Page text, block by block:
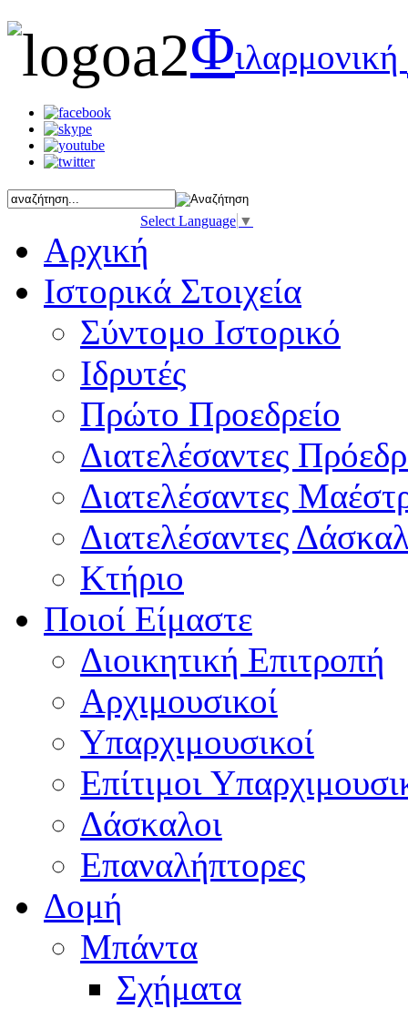
Φιλαρμονική
Select Language ▼
Αρχική
Ιστορικά Στοιχεία
Σύντομο Ιστορικό
Ιδρυτές
Πρώτο Προεδρείο
Διατελέσαντες
Διατελέσαντες
Διατελέσαντες
Κτήριο
Ποιοί Είμαστε
Διοικητική Επιτροπή
Aρχιμουσικοί
Υπαρχιμουσικοί
Επίτιμοι
Δάσκαλοι
Επαναλήπτορες
Δομή
Μπάντα
Σχήματα